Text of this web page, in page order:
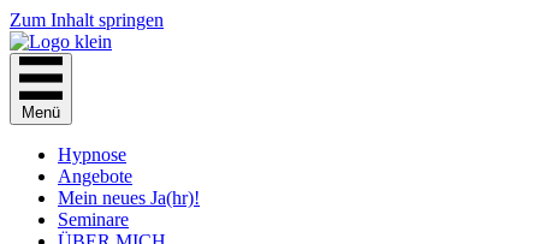
Zum Inhalt springen
Menü
Hypnose
Angebote
Mein neues Ja(hr)!
Seminare